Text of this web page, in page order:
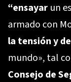
“ensayar un
armado con
la tensión y
mundo», tal
Consejo de